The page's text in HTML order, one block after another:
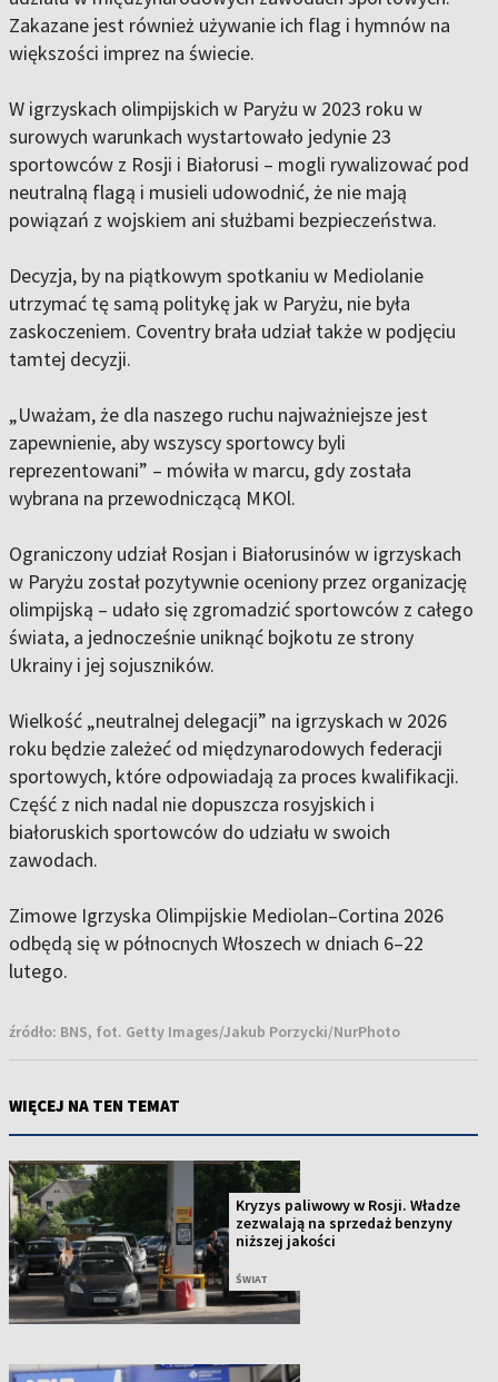
Zakazane jest również używanie ich flag i hymnów na
większości imprez na świecie.
W igrzyskach olimpijskich w Paryżu w 2023 roku w
surowych warunkach wystartowało jedynie 23
sportowców z Rosji i Białorusi – mogli rywalizować pod
neutralną flagą i musieli udowodnić, że nie mają
powiązań z wojskiem ani służbami bezpieczeństwa.
Decyzja, by na piątkowym spotkaniu w Mediolanie
utrzymać tę samą politykę jak w Paryżu, nie była
zaskoczeniem. Coventry brała udział także w podjęciu
tamtej decyzji.
„Uważam, że dla naszego ruchu najważniejsze jest
zapewnienie, aby wszyscy sportowcy byli
reprezentowani” – mówiła w marcu, gdy została
wybrana na przewodniczącą MKOl.
Ograniczony udział Rosjan i Białorusinów w igrzyskach
w Paryżu został pozytywnie oceniony przez organizację
olimpijską – udało się zgromadzić sportowców z całego
świata, a jednocześnie uniknąć bojkotu ze strony
Ukrainy i jej sojuszników.
Wielkość „neutralnej delegacji” na igrzyskach w 2026
roku będzie zależeć od międzynarodowych federacji
sportowych, które odpowiadają za proces kwalifikacji.
Część z nich nadal nie dopuszcza rosyjskich i
białoruskich sportowców do udziału w swoich
zawodach.
Zimowe Igrzyska Olimpijskie Mediolan–Cortina 2026
odbędą się w północnych Włoszech w dniach 6–22
lutego.
źródło: BNS, fot. Getty Images/Jakub Porzycki/NurPhoto
WIĘCEJ NA TEN TEMAT
Kryzys paliwowy w Rosji. Władze
zezwalają na sprzedaż benzyny
niższej jakości
ŚWIAT